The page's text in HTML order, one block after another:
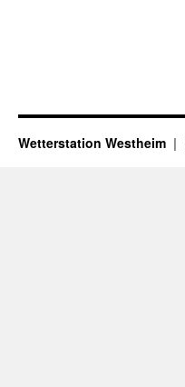
Wetterstation Westheim